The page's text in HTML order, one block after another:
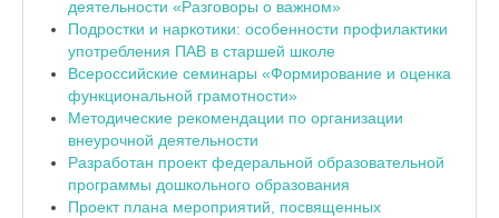
деятельности «Разговоры о важном»
Подростки и наркотики: особенности профилактики
употребления ПАВ в старшей школе
Всероссийские семинары «Формирование и оценка
функциональной грамотности»
Методические рекомендации по организации
внеурочной деятельности
Разработан проект федеральной образовательной
программы дошкольного образования
Проект плана мероприятий, посвященных